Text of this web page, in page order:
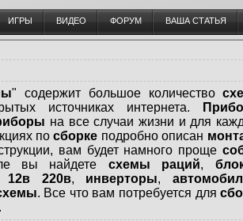
ИГРЫ ВИДЕО ФОРУМ ВАША СТАТЬЯ
" содержит большое количество
источниках интернета.
на все случаи жизни и для
посборке подробно описан
вам будет намного проще
вы найдете схемы раций,
12в 220в, инверторы,
. Все что вам потребуется для